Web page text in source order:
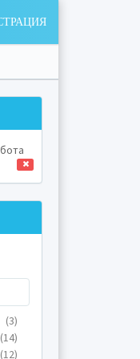
(3)
(14)
(12)